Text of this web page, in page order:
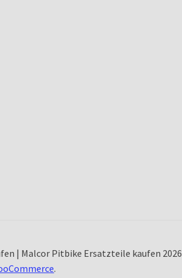
| Malcor Pitbike Ersatzteile kaufen 2026
.